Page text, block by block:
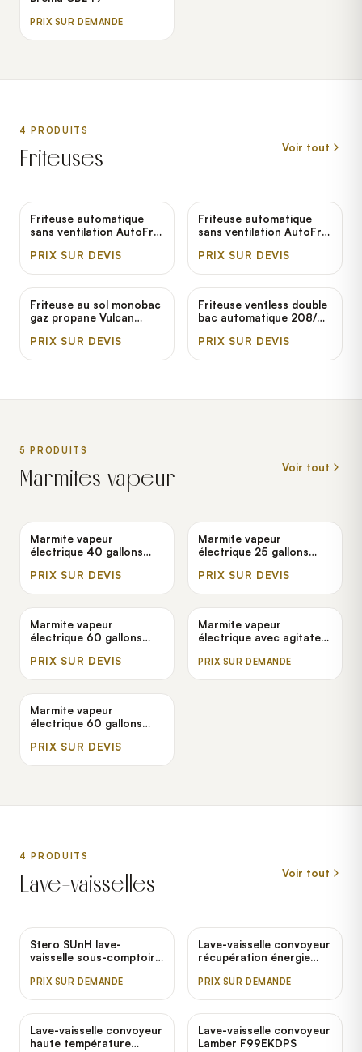
PRIX SUR DEMANDE
4 PRODUIT S
Friteuses Voir tout
Friteuse automatique
sans ventilation AutoFry
PRIX SUR DEVIS
Friteuse automatique
sans ventilation AutoFry
PRIX SUR DEVIS
Friteuse au sol monobac
gaz propane Vulcan
PRIX SUR DEVIS
Friteuse ventless double
bac automatique 208/
PRIX SUR DEVIS
5 PRODUIT S
Marmites vapeur Voir tout
Marmite vapeur
électrique 40 gallons
KEL-40
PRIX SUR DEVIS
Marmite vapeur
électrique 25 gallons
KEL-25
PRIX SUR DEVIS
Marmite vapeur
électrique 60 gallons
KEL-60
PRIX SUR DEVIS
Marmite vapeur
électrique avec agitateur
Cleveland MKEL-100-T
PRIX SUR DEMANDE
Marmite vapeur
électrique 60 gallons
KEL-60TSH
PRIX SUR DEVIS
4 PRODUIT S
Lave-vaisselles Voir tout
Stero SUnH lave-
vaisselle sous-comptoir
PRIX SUR DEMANDE
Lave-vaisselle convoyeur
récupération énergie
CLPS66EN-EGR
PRIX SUR DEMANDE
Lave-vaisselle convoyeur
haute température
Lave-vaisselle convoyeur
Lamber F99EKDPS